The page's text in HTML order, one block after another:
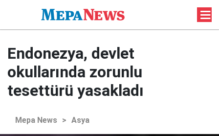
Endonezya, devlet
okullarında zorunlu
tesettürü yasakladı
Mepa News > Asya